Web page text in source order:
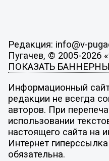
Редакция: info@v-
Пугачев, © 2005-2026
ПОКАЗАТЬ
Информационный
редакции не всегда
авторов. При
использовании
настоящего сайта на
Интернет
обязательна.